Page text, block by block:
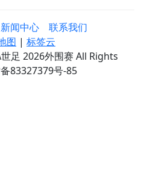
新闻中心
联系我们
图 | 标签云
足 2026外围赛 All Rights
83327379号-85